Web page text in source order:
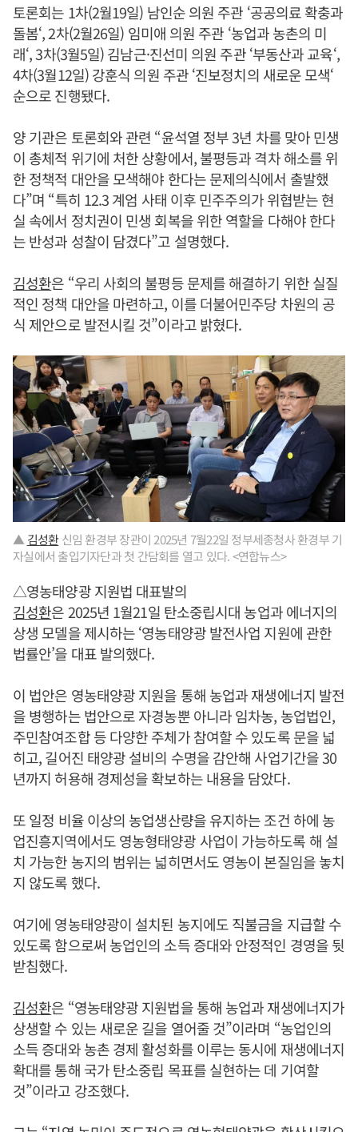
토론회는 1차(2월19일) 남인순 의원 주관 ‘공공의료 확충과
돌봄‘, 2차(2월26일) 임미애 의원 주관 ‘농업과 농촌의 미
래‘, 3차(3월5일) 김남근·진선미 의원 주관 ‘부동산과 교육‘,
4차(3월12일) 강훈식 의원 주관 ‘진보정치의 새로운 모색‘
순으로 진행됐다.
양 기관은 토론회와 관련 “윤석열 정부 3년 차를 맞아 민생
이 총체적 위기에 처한 상황에서, 불평등과 격차 해소를 위
한 정책적 대안을 모색해야 한다는 문제의식에서 출발했
다”며 “특히 12.3 계엄 사태 이후 민주주의가 위협받는 현
실 속에서 정치권이 민생 회복을 위한 역할을 다해야 한다
는 반성과 성찰이 담겼다”고 설명했다.
김성환은 “우리 사회의 불평등 문제를 해결하기 위한 실질
적인 정책 대안을 마련하고, 이를 더불어민주당 차원의 공
식 제안으로 발전시킬 것”이라고 밝혔다.
▲ 김성환신임 환경부 장관이 2025년 7월22일 정부세종청사 환경부 기
자실에서 출입기자단과 첫 간담회를 열고 있다. <연합뉴스>
△영농태양광 지원법 대표발의
김성환은 2025년 1월21일 탄소중립시대 농업과 에너지의
상생 모델을 제시하는 ‘영농태양광 발전사업 지원에 관한
법률안’을 대표 발의했다.
이 법안은 영농태양광 지원을 통해 농업과 재생에너지 발전
을 병행하는 법안으로 자경농뿐 아니라 임차농, 농업법인,
주민참여조합 등 다양한 주체가 참여할 수 있도록 문을 넓
히고, 길어진 태양광 설비의 수명을 감안해 사업기간을 30
년까지 허용해 경제성을 확보하는 내용을 담았다.
또 일정 비율 이상의 농업생산량을 유지하는 조건 하에 농
업진흥지역에서도 영농형태양광 사업이 가능하도록 해 설
치 가능한 농지의 범위는 넓히면서도 영농이 본질임을 놓치
지 않도록 했다.
여기에 영농태양광이 설치된 농지에도 직불금을 지급할 수
있도록 함으로써 농업인의 소득 증대와 안정적인 경영을 뒷
받침했다.
김성환은 “영농태양광 지원법을 통해 농업과 재생에너지가
상생할 수 있는 새로운 길을 열어줄 것”이라며 “농업인의
소득 증대와 농촌 경제 활성화를 이루는 동시에 재생에너지
확대를 통해 국가 탄소중립 목표를 실현하는 데 기여할
것”이라고 강조했다.